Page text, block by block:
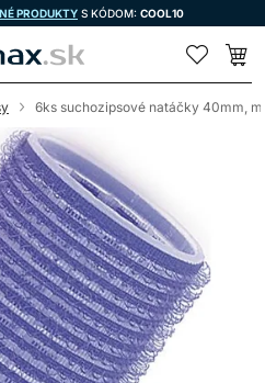
PRODUKTY S KÓDOM: COOL10
6ks suchozipsové natáčky 40mm,